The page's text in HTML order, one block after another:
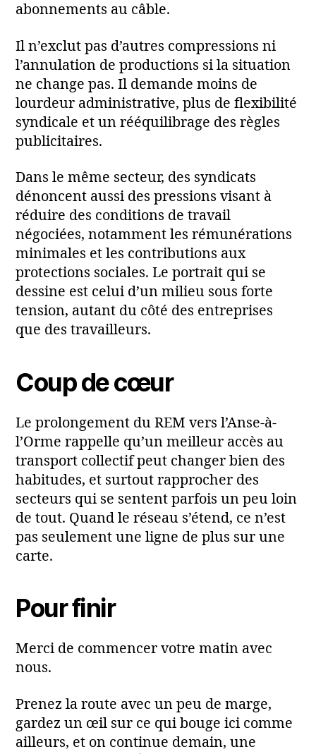
abonnements au câble.
Il n’exclut pas d’autres compressions ni
l’annulation de productions si la situation
ne change pas. Il demande moins de
lourdeur administrative, plus de flexibilité
syndicale et un rééquilibrage des règles
publicitaires.
Dans le même secteur, des syndicats
dénoncent aussi des pressions visant à
réduire des conditions de travail
négociées, notamment les rémunérations
minimales et les contributions aux
protections sociales. Le portrait qui se
dessine est celui d’un milieu sous forte
tension, autant du côté des entreprises
que des travailleurs.
Coup de cœur
Le prolongement du REM vers l’Anse-à-
l’Orme rappelle qu’un meilleur accès au
transport collectif peut changer bien des
habitudes, et surtout rapprocher des
secteurs qui se sentent parfois un peu loin
de tout. Quand le réseau s’étend, ce n’est
pas seulement une ligne de plus sur une
carte.
Pour finir
Merci de commencer votre matin avec
nous.
Prenez la route avec un peu de marge,
gardez un œil sur ce qui bouge ici comme
ailleurs, et on continue demain, une